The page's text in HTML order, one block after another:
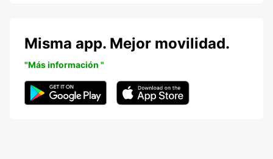
Misma app. Mejor movilidad.
"Más información "